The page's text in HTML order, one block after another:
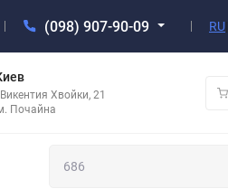
(098) 907-90-09 RU|
Хвойки, 21
Почайна